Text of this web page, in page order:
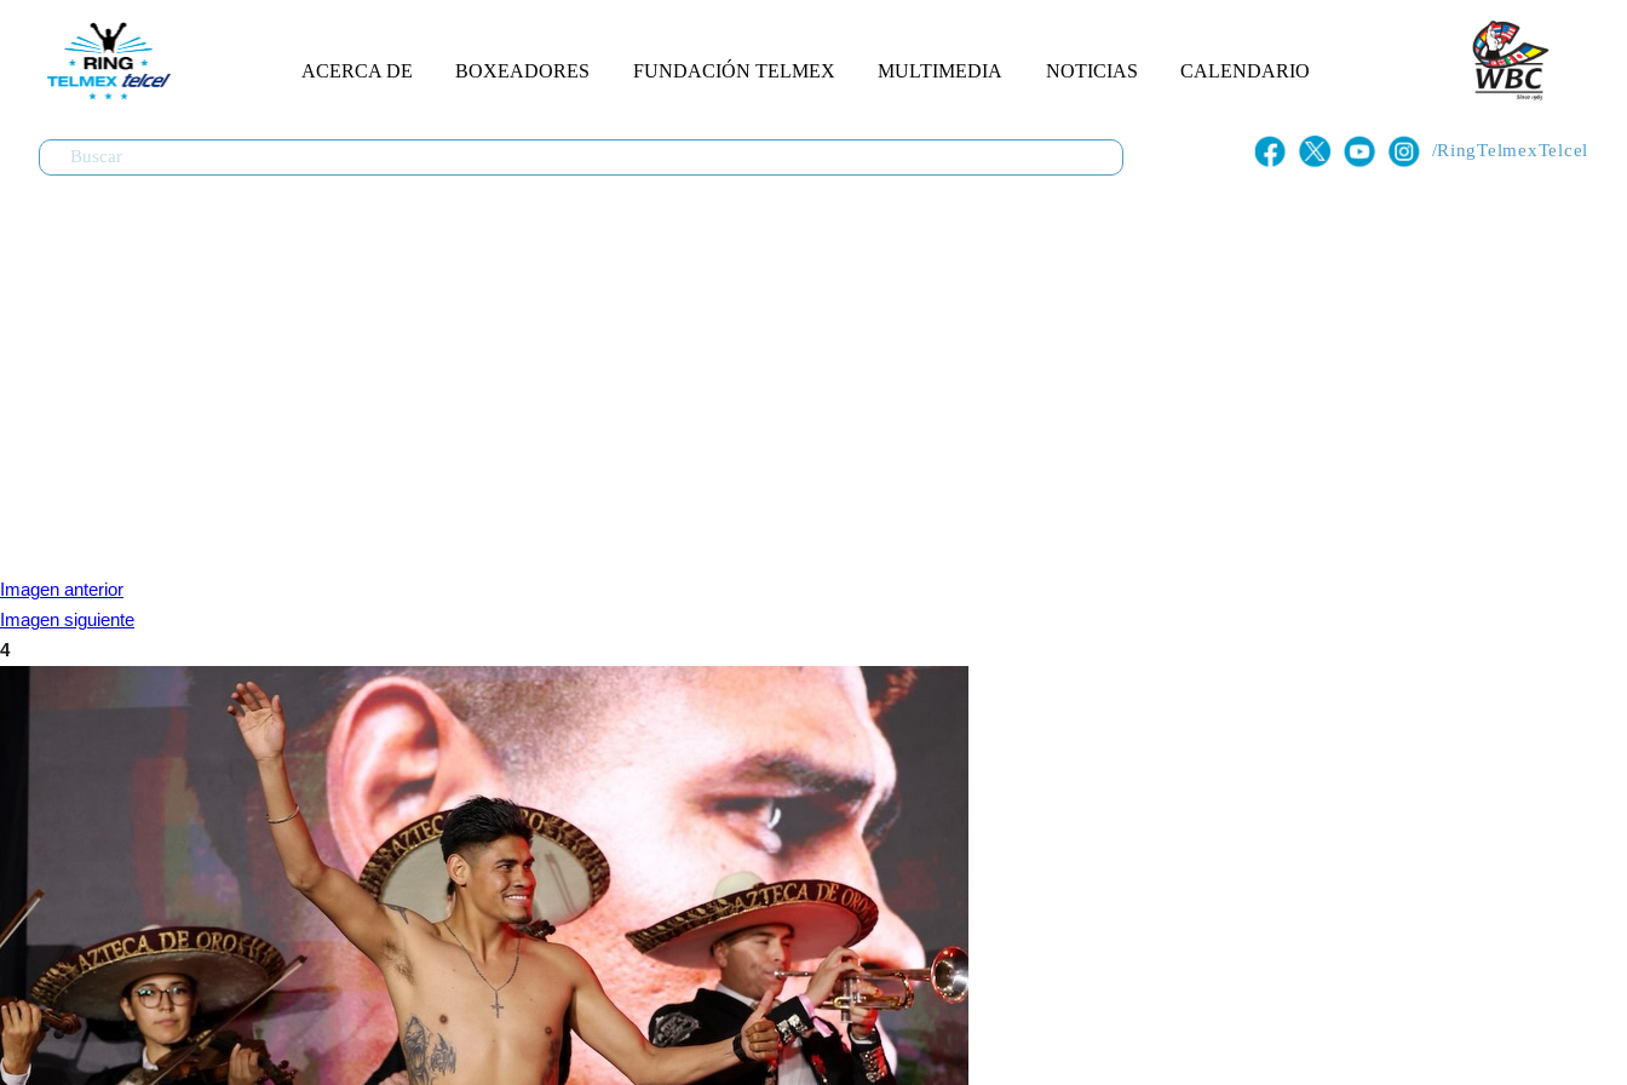
ACERCA DE BOXEADORES FUNDACIÓN TELMEX MULTIMEDIA NOTICIAS CALENDARIO
/RingTelmexTelcel
Imagen anterior
Imagen siguiente
4